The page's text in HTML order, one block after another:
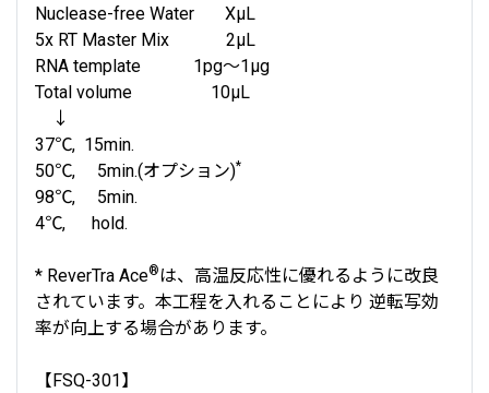
Nuclease-free Water XμL
5x RT Master Mix 2μL
RNA template 1pg～1μg
Total volume 10μL
↓
37℃, 15min.
50℃, 5min.(オプション)*
98℃, 5min.
4℃, hold.
* ReverTra Ace®は、高温反応性に優れるように改良
されています。本工程を入れることにより 逆転写効
率が向上する場合があります。
【FSQ-301】